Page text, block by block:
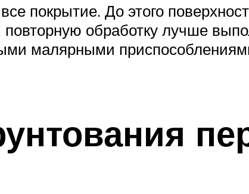
покрытие. До этого
обработку лучше
малярными